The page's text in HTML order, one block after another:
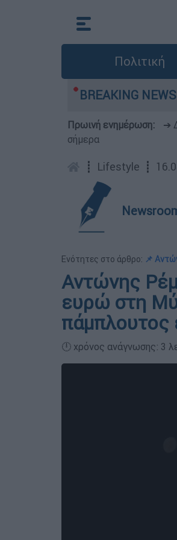
Πολιτική
BREAKING
8 ημερών - Νοσηλευόταν
Πρωινή ενημέρωση: ➔
σήμερα
┋ Lifestyle ┋
Ενότητες στο άρθρο: 📌
Αντώνης
ευρώ στη
πάμπλουτος
🕛 χρόνος ανάγνωσης: 3